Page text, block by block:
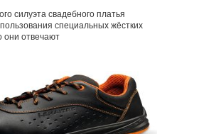
силуэта свадебного платья
специальных жёстких
они отвечают